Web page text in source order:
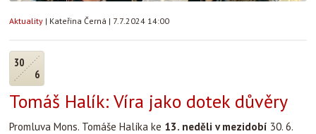
Aktuality | Kateřina Černá | 7.7.2024 14:00
30
6
Tomáš Halík: Víra jako dotek důvěry
Promluva Mons. Tomáše Halíka ke 13. neděli v mezidobí 30. 6.